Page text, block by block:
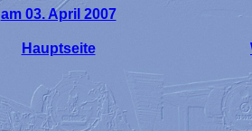
am 03. April 2007
Hauptseite